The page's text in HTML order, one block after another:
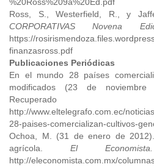
Ross, S., Westerfield, R., y
CORPORATIVAS Novena
https://
finanzasross.pdf
Publicaciones Periódicas
En el mundo 28 países
modificados (23 de
http://www.eltelegrafo.com.ec/
28-paises-comercializan-cultivos-
Ochoa, M. (31 de enero de
agrícola. El
http://eleconomista.com.mx/